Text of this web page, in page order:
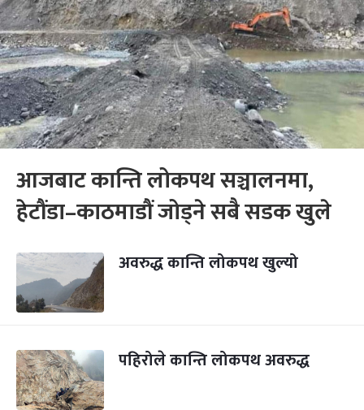
आजबाट कान्ति लोकपथ सञ्चालनमा,
हेटौंडा–काठमाडौं जोड्ने सबै सडक खुले
अवरुद्ध कान्ति लोकपथ खुल्यो
पहिरोले कान्ति लोकपथ अवरुद्ध